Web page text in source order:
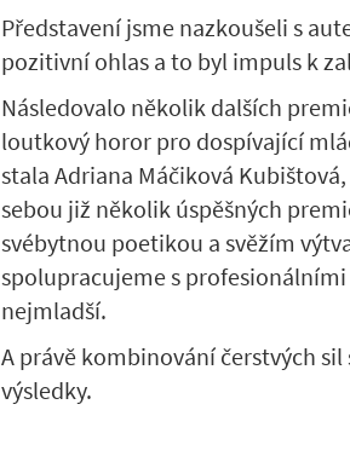
Představení jsme nazkoušeli s
pozitivní ohlas a to byl impuls k
Následovalo několik dalších
loutkový horor pro dospívající
stala Adriana Máčiková
sebou již několik úspěšných
svébytnou poetikou a svěžím
spolupracujeme s
nejmladší.
A právě kombinování čerstvých
výsledky.